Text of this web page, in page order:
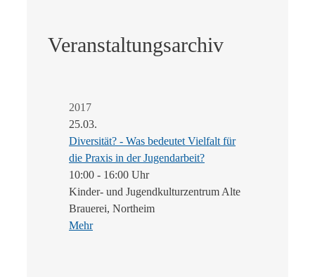
Veranstaltungsarchiv
2017
25.03.
Diversität? - Was bedeutet Vielfalt für
die Praxis in der Jugendarbeit?
10:00 - 16:00 Uhr
Kinder- und Jugendkulturzentrum Alte
Brauerei, Northeim
Mehr